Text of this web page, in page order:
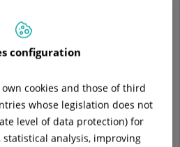
Y CIRUGÍA ORTOPÉDICA
Pedir cita
en otros hospitales:
configuration
cookies and those of third
whose legislation does not
level of data protection) for
analysis, improving